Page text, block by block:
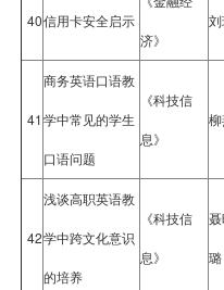
40信用卡安全启示
济》
41
商务英语口语教
学中常见的学生
口语问题
《科技信
息》
42
浅谈高职英语教
学中跨文化意识
的培养
《科技信
息》 璐